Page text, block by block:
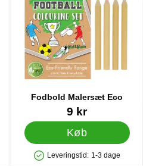
Fodbold Malersæt Eco
Varenr 451339 kr
Køb
Produkttilgængelighed: På lager
Leveringstid: 1-3 dage